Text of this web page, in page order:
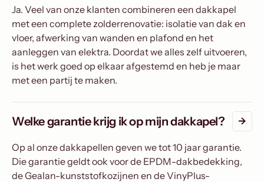
Ja. Veel van onze klanten combineren een dakkapel
met een complete zolderrenovatie: isolatie van dak en
vloer, afwerking van wanden en plafond en het
aanleggen van elektra. Doordat we alles zelf uitvoeren,
is het werk goed op elkaar afgestemd en heb je maar
met een partij te maken.
Welke garantie krijg ik op mijn dakkapel?
Op al onze dakkapellen geven we tot 10 jaar garantie.
Die garantie geldt ook voor de EPDM-dakbedekking,
de Gealan-kunststofkozijnen en de VinyPlus-